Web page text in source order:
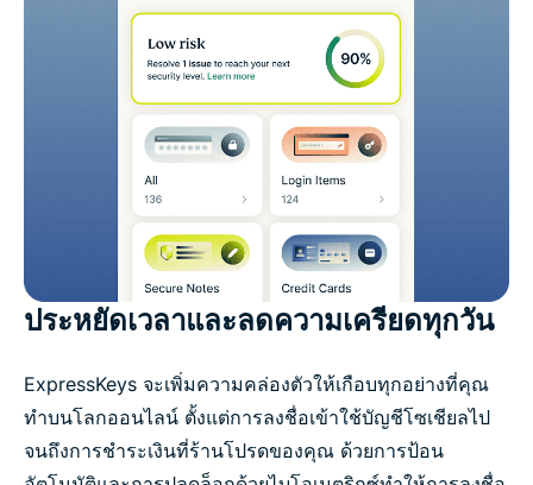
ประหยัดเวลาและลดความเครียดทุกวัน
ExpressKeys จะเพิ่มความคล่องตัวให้เกือบทุกอย่างที่คุณ
ทำบนโลกออนไลน์ ตั้งแต่การลงชื่อเข้าใช้บัญชีโซเชียลไป
จนถึงการชำระเงินที่ร้านโปรดของคุณ ด้วยการป้อน